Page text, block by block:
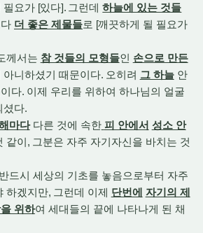
필요가 [있다]. 그런데하늘에 있는 것들
더 좋은 제물들로 [깨끗하게 될 필요가
께서는 참 것들의 모형들인 손으로 만든
아니하셨기 때문이다. 오히려 그 하늘안
다. 이제 우리를 위하여 하나님의 얼굴
셨다.
마다다른 것에 속한 피 안에서 성소 안
같이, 그분은 자주 자기자신을 바치는 것
드시 세상의 기초를 놓음으로부터 자주
하겠지만, 그런데 이제 단번에 자기의 제
위하여 세대들의 끝에 나타나게 된 채